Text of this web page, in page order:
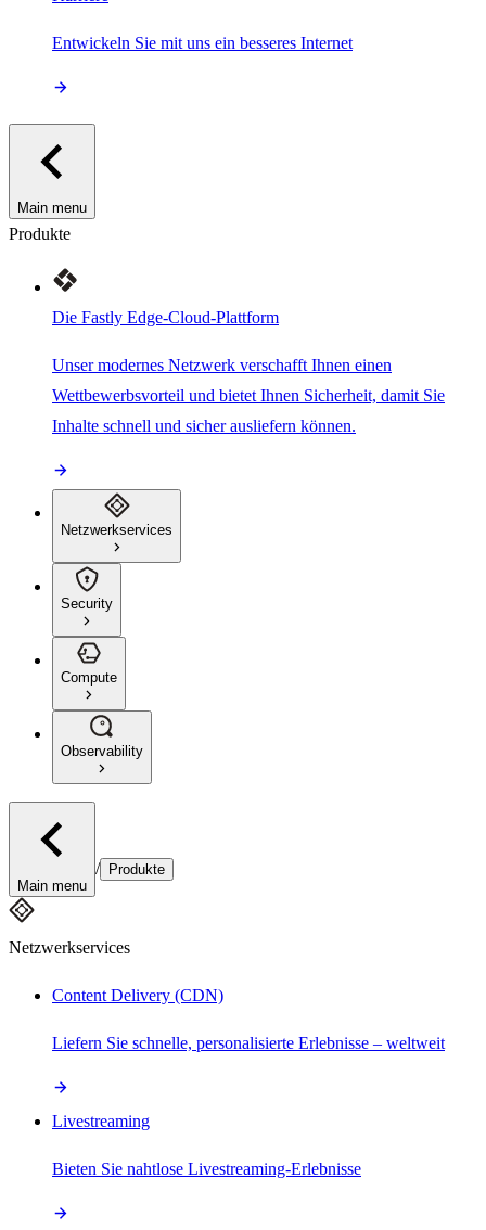
Entwickeln Sie mit uns ein besseres Internet
Main menu
Produkte
Die Fastly Edge-Cloud-Plattform
Unser modernes Netzwerk verschafft Ihnen einen
Wettbewerbsvorteil und bietet Ihnen Sicherheit, damit Sie
Inhalte schnell und sicher ausliefern können.
Netzwerkservices
Security
Compute
Observability
Main menu
/ Produkte
Netzwerkservices
Content Delivery (CDN)
Liefern Sie schnelle, personalisierte Erlebnisse – weltweit
Livestreaming
Bieten Sie nahtlose Livestreaming-Erlebnisse